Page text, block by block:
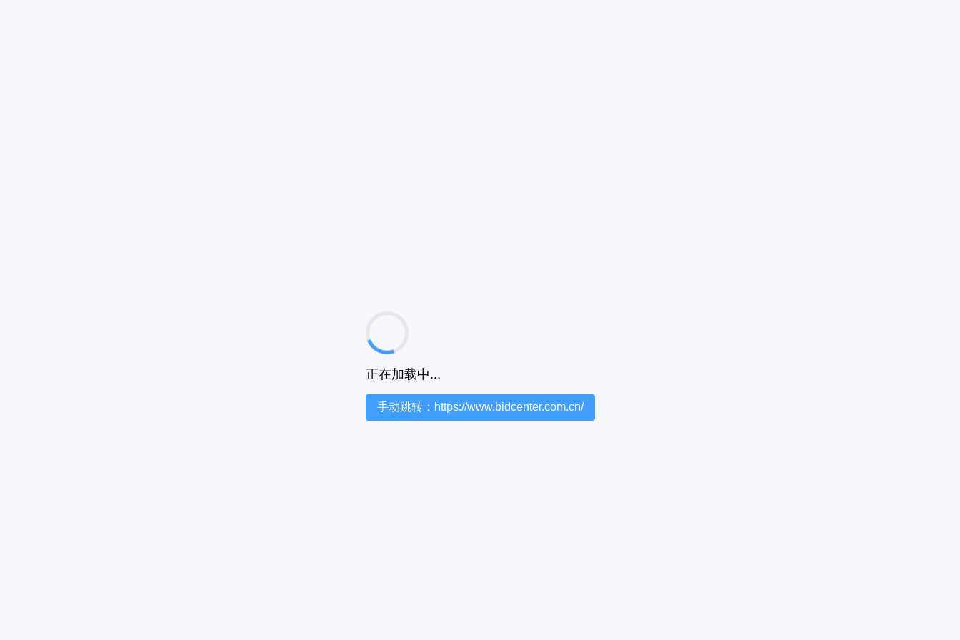
正在加载中...
手动跳转：https://www.bidcenter.com.cn/